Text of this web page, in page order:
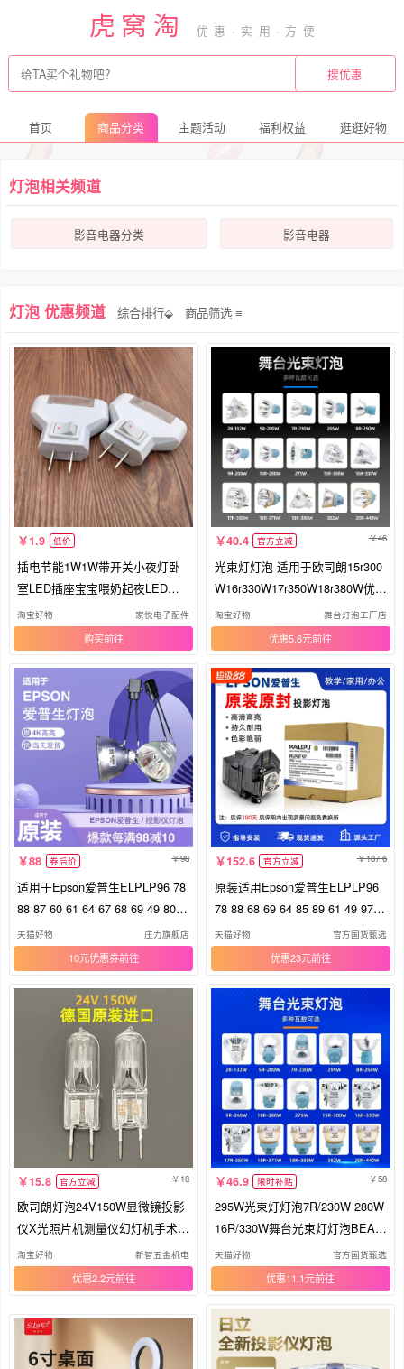
虎窝淘
首页 商品分类 主题活动 福利权益 逛逛好物
灯泡相关频道
影音电器分类 影音电器
灯泡 优惠频道 综合排行⬙ 商品筛选
1.9 低价
插电节能1W1W带开关小夜灯卧
室LED插座宝宝喂奶起夜LED床
头夜光灯
淘宝好物 家悦电子配件
购买
40.4 官方立减 46
光束灯灯泡 适用于欧司朗15r300
W16r330W17r350W18r380W优灯
7r230W250W260W10r280W295
W大歌 BEAM光速灯灯泡
淘宝好物 舞台灯泡工厂店
优惠5.6元
88 券后价 98
适用于Epson爱普生ELPLP96 78
88 87 60 61 64 67 68 69 49 80 8
5 89 91 97 92 75 95 93 63 76投
影机仪灯泡
天猫好物 庄力旗舰店
10元优惠券
152.6 官方立减 187.6
原装适用Epson爱普生ELPLP96
78 88 68 69 64 85 89 61 49 97 7
7 87 95 93 76 74 75 80 60投影仪
灯泡原封包
天猫好物 官方国货甄选
优惠23元
15.8 官方立减 18
欧司朗灯泡24V150W显微镜投影
仪X光照片机测量仪幻灯机手术无
影灯
淘宝好物 新智五金机电
优惠2.2元
46.9 限时补贴 58
295W光束灯灯泡7R/230W 280W
16R/330W舞台光束灯灯泡BEAM
15R/300W 17R/350W摇头光束灯
泡
天猫好物 官方国货甄选
优惠11.1元